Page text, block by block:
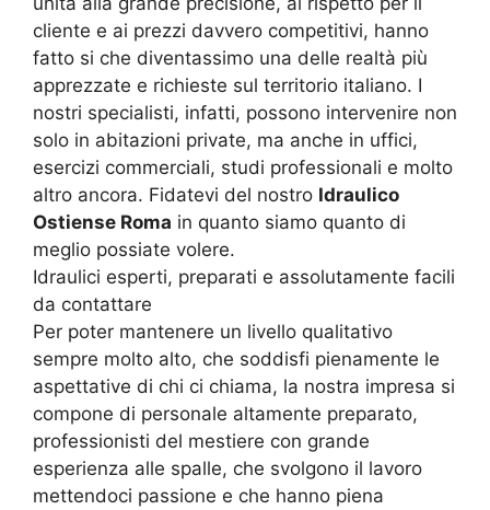
cliente e ai prezzi davvero competitivi, hanno
fatto si che diventassimo una delle realtà più
apprezzate e richieste sul territorio italiano. I
nostri specialisti, infatti, possono intervenire non
solo in abitazioni private, ma anche in uffici,
esercizi commerciali, studi professionali e molto
altro ancora. Fidatevi del nostro Idraulico
Ostiense Roma in quanto siamo quanto di
meglio possiate volere.
Idraulici esperti, preparati e assolutamente facili
da contattare
Per poter mantenere un livello qualitativo
sempre molto alto, che soddisfi pienamente le
aspettative di chi ci chiama, la nostra impresa si
compone di personale altamente preparato,
professionisti del mestiere con grande
esperienza alle spalle, che svolgono il lavoro
mettendoci passione e che hanno piena